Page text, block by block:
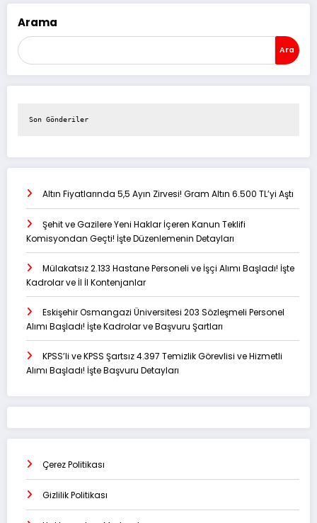
Arama
Ara
Son Gönderiler
Altın Fiyatlarında 5,5 Ayın Zirvesi! Gram Altın 6.500 TL’yi Aştı
Şehit ve Gazilere Yeni Haklar İçeren Kanun Teklifi
Komisyondan Geçti! İşte Düzenlemenin Detayları
Mülakatsız 2.133 Hastane Personeli ve İşçi Alımı Başladı! İşte
Kadrolar ve İl İl Kontenjanlar
Eskişehir Osmangazi Üniversitesi 203 Sözleşmeli Personel
Alımı Başladı! İşte Kadrolar ve Başvuru Şartları
KPSS’li ve KPSS Şartsız 4.397 Temizlik Görevlisi ve Hizmetli
Alımı Başladı! İşte Başvuru Detayları
Çerez Politikası
Gizlilik Politikası